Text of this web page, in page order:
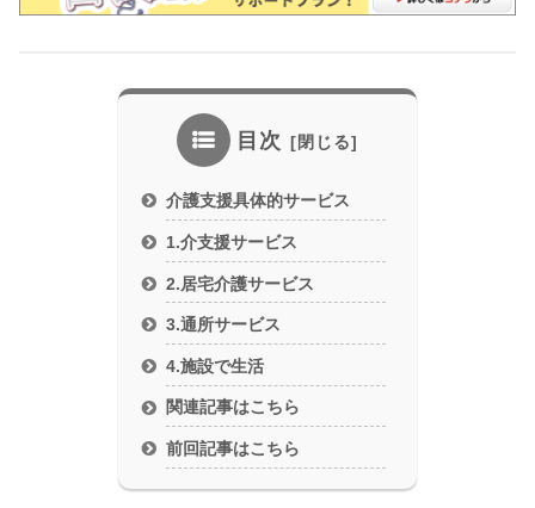
目次
介護支援具体的サービス
1.介支援サービス
2.居宅介護サービス
3.通所サービス
4.施設で生活
関連記事はこちら
前回記事はこちら